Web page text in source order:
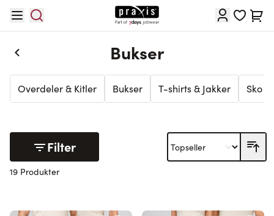
Cart
Bukser
Overdeler & Kitler Bukser T-shirts & Jakker Sko
Filter
19 Produkter